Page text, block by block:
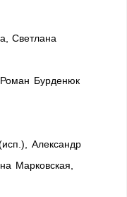
Светлана
Бурденюк
Александр
Марковская,